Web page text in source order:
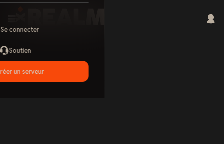
Se connecter
Soutien
un serveur